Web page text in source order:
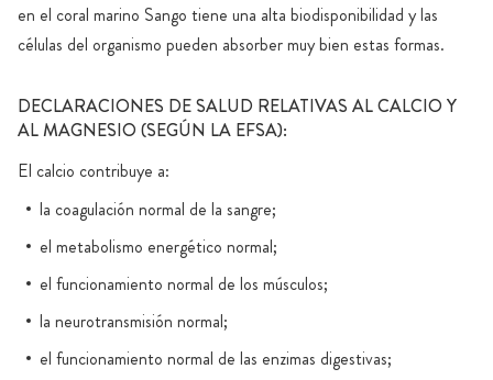
en el coral marino Sango tiene una alta biodisponibilidad y las
células del organismo pueden absorber muy bien estas formas.
DECLARACIONES DE SALUD RELATIVAS AL CALCIO Y
AL MAGNESIO (SEGÚN LA EFSA):
El calcio contribuye a:
la coagulación normal de la sangre;
el metabolismo energético normal;
el funcionamiento normal de los músculos;
la neurotransmisión normal;
el funcionamiento normal de las enzimas digestivas;